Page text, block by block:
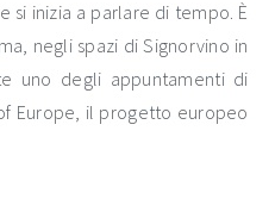
si inizia a parlare di tempo. È
negli spazi di Signorvino in
uno degli appuntamenti di
Europe, il progetto europeo